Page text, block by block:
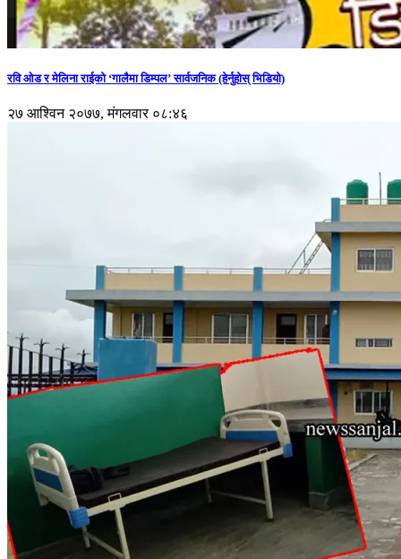
रवि ओड र मेलिना राईको ‘गालैमा डिम्पल’ सार्वजनिक (हेर्नुहोस् भिडियो)
२७ आश्विन २०७७, मंगलवार ०८:४६